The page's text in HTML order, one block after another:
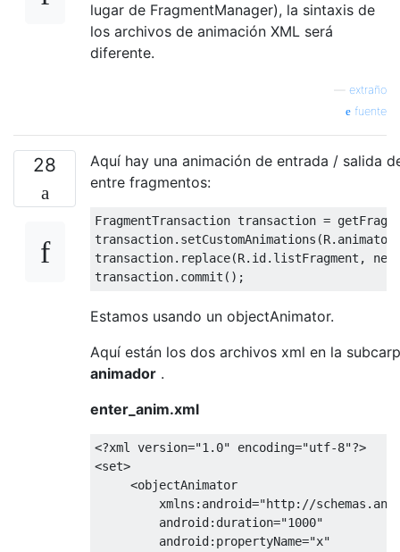
lugar de FragmentManager), la sintaxis de
los archivos de animación XML será
diferente.
extraño
fuente
28
Aquí hay una animación de entrada / salida
entre fragmentos:
FragmentTransaction transaction =
transaction. setCustomAnimations (R. animator
transaction. replace(R. id . listFragment ,
new
transaction. commit ();
Estamos usando un objectAnimator.
Aquí están los dos archivos xml en la
animador .
enter_anim.xml
<?xml version="1.0" encoding="utf-8"?>
<set>
<objectAnimator
xmlns:android="http://
android:duration="1000"
android:propertyName="x"